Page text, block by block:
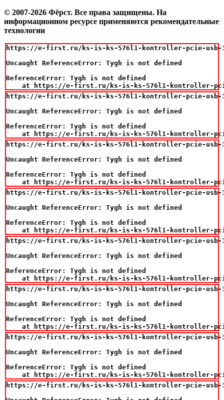
© 2007-2026 Фёрст. Все права защищены. На
информационном ресурсе применяются рекомендательные
технологии
https://e-first.ru/ks-is-ks-576l1-kontroller-pcie-usb-3-
Uncaught ReferenceError: Tygh is not defined
ReferenceError: Tygh is not defined
at https://e-first.ru/ks-is-ks-576l1-kontroller-
https://e-first.ru/ks-is-ks-576l1-kontroller-pcie-usb-3-
Uncaught ReferenceError: Tygh is not defined
ReferenceError: Tygh is not defined
at https://e-first.ru/ks-is-ks-576l1-kontroller-
https://e-first.ru/ks-is-ks-576l1-kontroller-pcie-usb-3-
Uncaught ReferenceError: Tygh is not defined
ReferenceError: Tygh is not defined
at https://e-first.ru/ks-is-ks-576l1-kontroller-
https://e-first.ru/ks-is-ks-576l1-kontroller-pcie-usb-3-
Uncaught ReferenceError: Tygh is not defined
ReferenceError: Tygh is not defined
at https://e-first.ru/ks-is-ks-576l1-kontroller-
https://e-first.ru/ks-is-ks-576l1-kontroller-pcie-usb-3-
Uncaught ReferenceError: Tygh is not defined
ReferenceError: Tygh is not defined
at https://e-first.ru/ks-is-ks-576l1-kontroller-
https://e-first.ru/ks-is-ks-576l1-kontroller-pcie-usb-3-
Uncaught ReferenceError: Tygh is not defined
ReferenceError: Tygh is not defined
at https://e-first.ru/ks-is-ks-576l1-kontroller-
https://e-first.ru/ks-is-ks-576l1-kontroller-pcie-usb-3-
Uncaught ReferenceError: Tygh is not defined
ReferenceError: Tygh is not defined
at https://e-first.ru/ks-is-ks-576l1-kontroller-
https://e-first.ru/ks-is-ks-576l1-kontroller-pcie-usb-3-